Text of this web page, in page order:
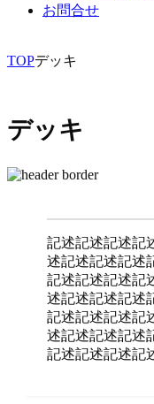
お問合せ
TOPデッキ
デッキ
記述記述記述記
述記述記述記述
記述記述記述記
述記述記述記述
記述記述記述記
述記述記述記述
記述記述記述記